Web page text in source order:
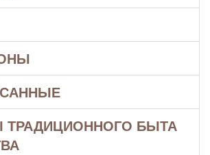
ТРАДИЦИОННОГО БЫТА